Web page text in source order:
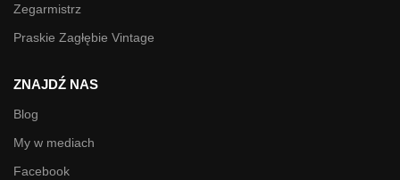
Zegarmistrz
Praskie Zagłębie Vintage
ZNAJDŹ NAS
Blog
My w mediach
Facebook